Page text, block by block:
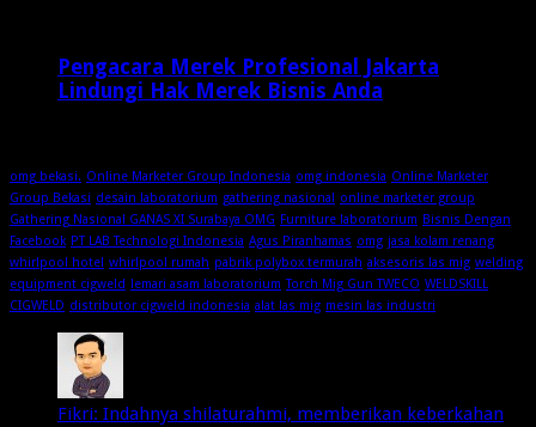
Pengacara Merek Profesional Jakarta
Lindungi Hak Merek Bisnis Anda
omg bekasi. Online Marketer Group Indonesia omg indonesia Online Marketer
Group Bekasi desain laboratorium gathering nasional online marketer group
Gathering Nasional GANAS XI Surabaya OMG Furniture laboratorium Bisnis Dengan
Facebook PT LAB Technologi Indonesia Agus Piranhamas omg jasa kolam renang
whirlpool hotel whirlpool rumah pabrik polybox termurah aksesoris las mig welding
equipment cigweld lemari asam laboratorium Torch Mig Gun TWECO WELDSKILL
CIGWELD distributor cigweld indonesia alat las mig mesin las industri
Fikri: Indahnya shilaturahmi, memberikan keberkahan